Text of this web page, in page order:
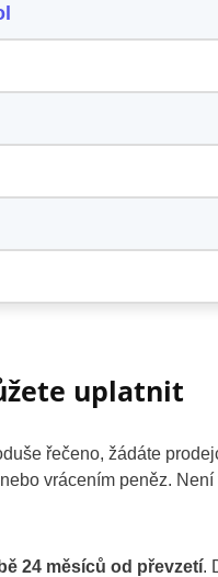
uplatnit
řečeno, žádáte
vrácením peněz.
24 měsíců od převzetí.